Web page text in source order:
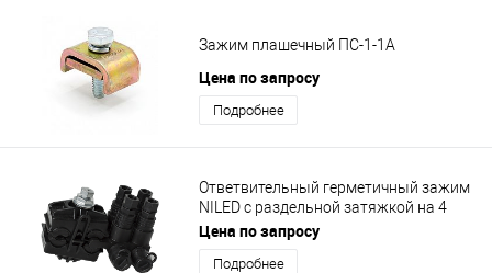
Зажим плашечный ПС-1-1А
Цена по запросу
Подробнее
Ответвительный герметичный зажим
NILED с раздельной затяжкой на 4
ответвления Р14
Цена по запросу
Подробнее